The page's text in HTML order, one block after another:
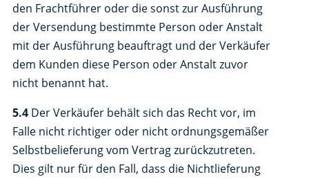
den Frachtführer oder die sonst zur Ausführung
der Versendung bestimmte Person oder Anstalt
mit der Ausführung beauftragt und der Verkäufer
dem Kunden diese Person oder Anstalt zuvor
nicht benannt hat.
5.4Der Verkäufer behält sich das Recht vor, im
Falle nicht richtiger oder nicht ordnungsgemäßer
Selbstbelieferung vom Vertrag zurückzutreten.
Dies gilt nur für den Fall, dass die Nichtlieferung